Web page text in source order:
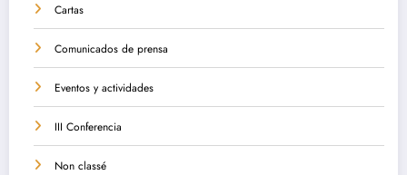
Cartas
Comunicados de prensa
Eventos y actividades
III Conferencia
Non classé